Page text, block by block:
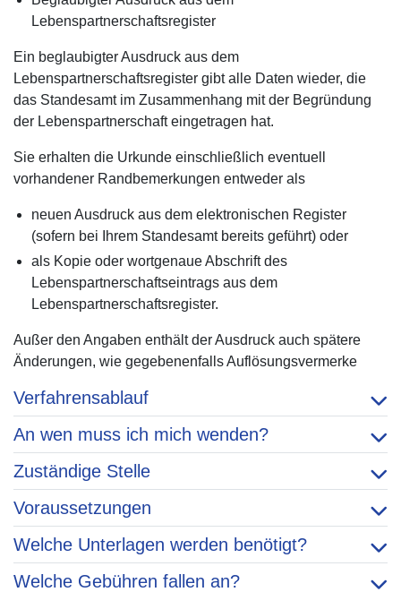
Lebenspartnerschaftsregister
Ein beglaubigter Ausdruck aus dem
Lebenspartnerschaftsregister gibt alle Daten wieder, die
das Standesamt im Zusammenhang mit der Begründung
der Lebenspartnerschaft eingetragen hat.
Sie erhalten die Urkunde einschließlich eventuell
vorhandener Randbemerkungen entweder als
neuen Ausdruck aus dem elektronischen Register
(sofern bei Ihrem Standesamt bereits geführt) oder
als Kopie oder wortgenaue Abschrift des
Lebenspartnerschaftseintrags aus dem
Lebenspartnerschaftsregister.
Außer den Angaben enthält der Ausdruck auch spätere
Änderungen, wie gegebenenfalls Auflösungsvermerke
Verfahrensablauf
An wen muss ich mich wenden?
Zuständige Stelle
Voraussetzungen
Welche Unterlagen werden benötigt?
Welche Gebühren fallen an?